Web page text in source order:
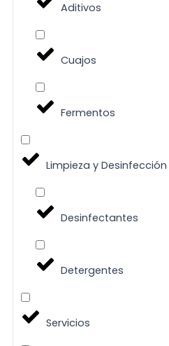
Aditivos
Cuajos
Fermentos
Limpieza y Desinfección
Desinfectantes
Detergentes
Servicios